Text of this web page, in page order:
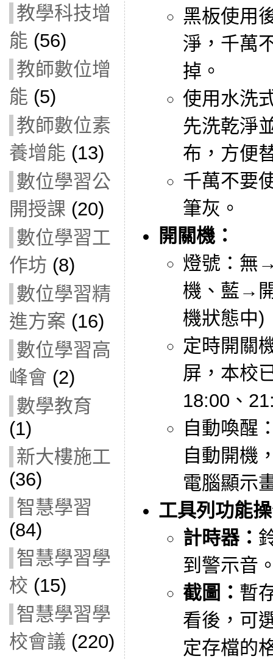
教學科技增
能 (56)
教師數位增
能 (5)
教師數位素
養增能 (13)
數位學習公
開授課 (20)
數位學習工
作坊 (8)
數位學習精
進方案 (16)
數位學習高
峰會 (2)
數學教育
(1)
新大樓施工
(36)
智慧學習
(84)
智慧學習學
校 (15)
智慧學習學
校會議 (220)
黑板使用
淨，千萬
掉。
使用水洗
先洗乾淨
布，方便
千萬不要
筆灰。
開關機：
燈號：無
機、藍→
機狀態中)
定時開關
屏，本校
18:00、
自動喚醒
自動開機
電腦顯示
工具列功能
計時器：
到警示音
截圖： 暫
看後，可
定存檔的